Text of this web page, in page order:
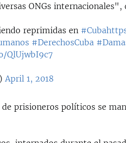
ONGs
reprimidas en #Cuba
#DerechosCuba
QlUjwbI9c7
April 1, 2018
prisioneros políticos se